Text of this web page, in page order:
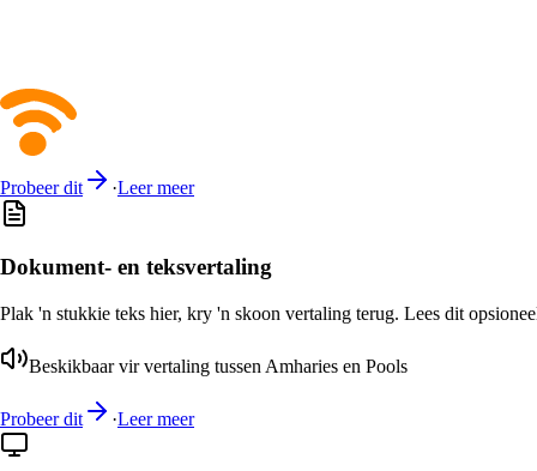
Probeer dit ·Leer meer
Dokument- en teksvertaling
Plak 'n stukkie teks hier, kry 'n skoon vertaling terug. Lees dit
Beskikbaar vir vertaling tussen Amharies en Pools
Probeer dit ·Leer meer